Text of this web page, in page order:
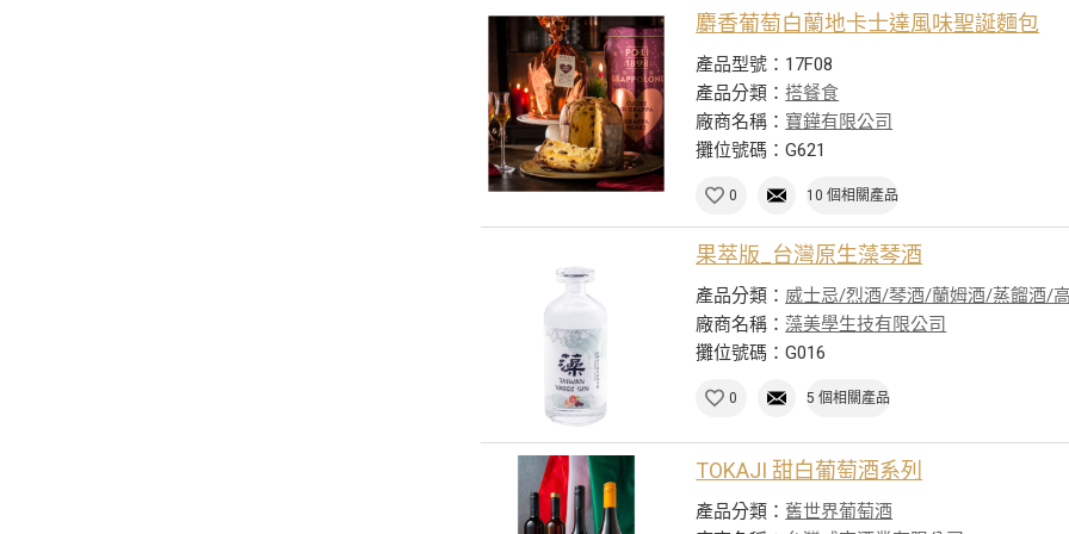
麝香葡萄白蘭地卡士達風味聖誕麵包
產品型號：17F08
產品分類：搭餐食
廠商名稱： 寶鏵有限公司
攤位號碼：G621
0 10 個相關產品
果萃版_台灣原生藻琴酒
產品分類： 威士忌/烈酒/琴酒/蘭姆酒/蒸餾酒/
廠商名稱：藻美學生技有限公司
攤位號碼：G016
0 5 個相關產品
TOKAJI 甜白葡萄酒系列
產品分類： 舊世界葡萄酒